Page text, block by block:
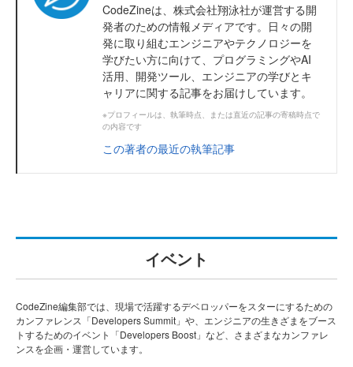
CodeZineは、株式会社翔泳社が運営する開
発者のための情報メディアです。日々の開
発に取り組むエンジニアやテクノロジーを
学びたい方に向けて、プログラミングやAI
活用、開発ツール、エンジニアの学びとキ
ャリアに関する記事をお届けしています。
※プロフィールは、執筆時点、または直近の記事の寄稿時点で
の内容です
この著者の最近の執筆記事
イベント
CodeZine編集部では、現場で活躍するデベロッパーをスターにするための
カンファレンス「Developers Summit」や、エンジニアの生きざまをブース
トするためのイベント「Developers Boost」など、さまざまなカンファレ
ンスを企画・運営しています。